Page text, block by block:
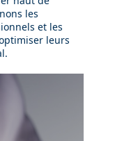
les
et les
leurs